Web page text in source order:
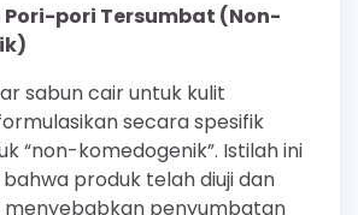
Pori-pori Tersumbat (Non-
sabun cair untuk kulit
secara spesifik
“non-komedogenik”. Istilah ini
produk telah diuji dan
penyumbatan